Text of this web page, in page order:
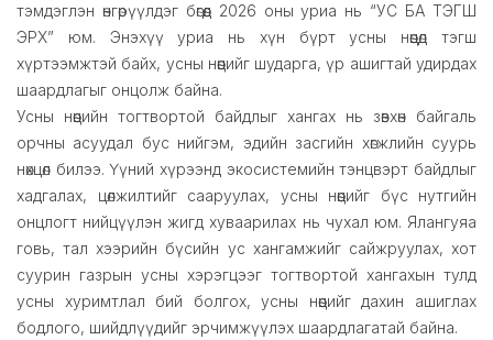
тэмдэглэн өнгөрүүлдэг бөгөөд 2026 оны уриа нь “УС БА ТЭГШ
ЭРХ” юм. Энэхүү уриа нь хүн бүрт усны нөөцөд тэгш
хүртээмжтэй байх, усны нөөцийг шударга, үр ашигтай удирдах
шаардлагыг онцолж байна.
Усны нөөцийн тогтвортой байдлыг хангах нь зөвхөн байгаль
орчны асуудал бус нийгэм, эдийн засгийн хөгжлийн суурь
нөхцөл билээ. Үүний хүрээнд экосистемийн тэнцвэрт байдлыг
хадгалах, цөлжилтийг сааруулах, усны нөөцийг бүс нутгийн
онцлогт нийцүүлэн жигд хуваарилах нь чухал юм. Ялангуяа
говь, тал хээрийн бүсийн ус хангамжийг сайжруулах, хот
суурин газрын усны хэрэгцээг тогтвортой хангахын тулд
усны хуримтлал бий болгох, усны нөөцийг дахин ашиглах
бодлого, шийдлүүдийг эрчимжүүлэх шаардлагатай байна.